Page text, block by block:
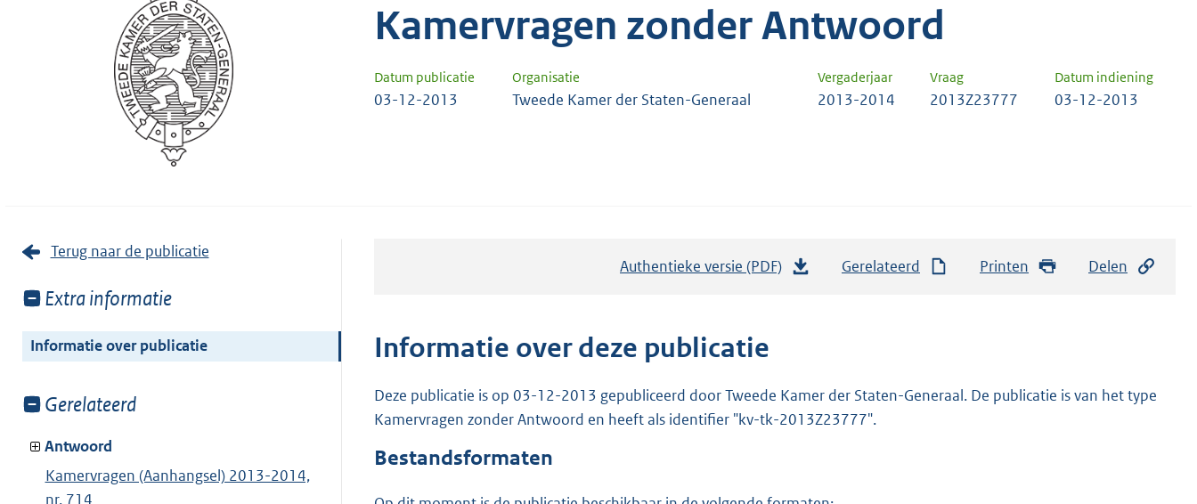
Kamervragen zonder Antwoord
Datum publicatie Organisatie Vergaderjaar Vraag Datum indiening
03-12-2013 Tweede Kamer der Staten-Generaal 2013-2014 2013Z23777 03-12-2013
Terug naar de publicatie
Toon
van:
Extra informatie
Informatie over publicatie
Toon
van:
Gerelateerd
Antwoord
Kamervragen (Aanhangsel) 2013-2014,
nr. 714
Authentieke versie (PDF)
n
d
Gerelateerd Printen Delen
Informatie over deze publicatie
Deze publicatie is op 03-12-2013 gepubliceerd door Tweede Kamer der Staten-Generaal. De publicatie is van het type
Kamervragen zonder Antwoord en heeft als identifier "kv-tk-2013Z23777".
Bestandsformaten